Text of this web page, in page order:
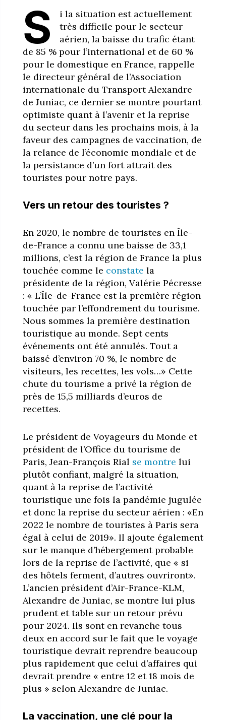
S
i la situation est actuellement
très difficile pour le secteur
aérien, la baisse du trafic étant
de 85 % pour l’international et de 60 %
pour le domestique en France, rappelle
le directeur général de l’Association
internationale du Transport Alexandre
de Juniac, ce dernier se montre pourtant
optimiste quant à l’avenir et la reprise
du secteur dans les prochains mois, à la
faveur des campagnes de vaccination, de
la relance de l’économie mondiale et de
la persistance d’un fort attrait des
touristes pour notre pays.
Vers un retour des touristes ?
En 2020, le nombre de touristes en Île-
de-France a connu une baisse de 33,1
millions, c’est la région de France la plus
touchée comme le constate la
présidente de la région, Valérie Pécresse
: « L’Île-de-France est la première région
touchée par l’effondrement du tourisme.
Nous sommes la première destination
touristique au monde. Sept cents
événements ont été annulés. Tout a
baissé d’environ 70 %, le nombre de
visiteurs, les recettes, les vols…» Cette
chute du tourisme a privé la région de
près de 15,5 milliards d’euros de
recettes.
Le président de Voyageurs du Monde et
président de l’Office du tourisme de
Paris, Jean-François Rial se montre lui
plutôt confiant, malgré la situation,
quant à la reprise de l’activité
touristique une fois la pandémie jugulée
et donc la reprise du secteur aérien : «En
2022 le nombre de touristes à Paris sera
égal à celui de 2019». Il ajoute également
sur le manque d’hébergement probable
lors de la reprise de l’activité, que « si
des hôtels ferment, d’autres ouvriront».
L’ancien président d’Air-France-KLM,
Alexandre de Juniac, se montre lui plus
prudent et table sur un retour prévu
pour 2024. Ils sont en revanche tous
deux en accord sur le fait que le voyage
touristique devrait reprendre beaucoup
plus rapidement que celui d’affaires qui
devrait prendre « entre 12 et 18 mois de
plus » selon Alexandre de Juniac.
La vaccination, une clé pour la